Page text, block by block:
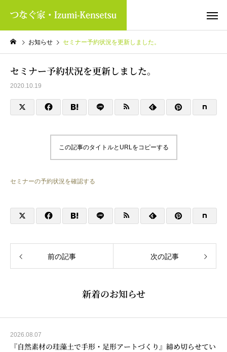
お知らせ セミナー予約状況を更新しました。
セミナー予約状況を更新しました。
2020.10.19
この記事のタイトルとURLをコピーする
セミナーの予約状況を確認する
前の記事 次の記事
新着のお知らせ
2026.08.07
『自然素材の珪藻土で手形・足形アートづくり』締め切らせてい